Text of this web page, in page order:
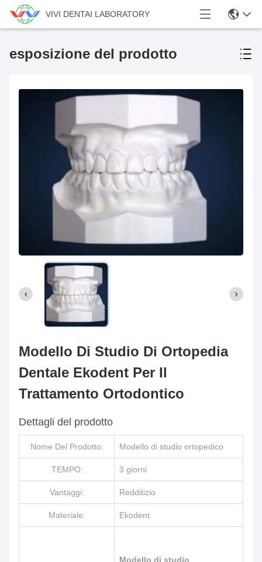
VIVI DENTAI LABORATORY
esposizione del prodotto
Modello Di Studio Di Ortopedia
Dentale Ekodent Per Il
Trattamento Ortodontico
Dettagli del prodotto
Nome Del Prodotto: Modello di studio ortopedico
TEMPO: 3 giorni
Vantaggi: Redditizio
Materiale: Ekodent
Modello di studio